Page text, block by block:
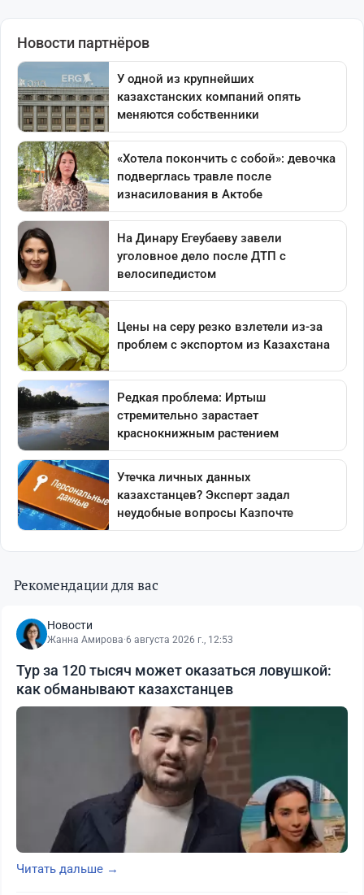
Рекомендации для вас
Новости
Жанна Амирова·6 августа 2026 г., 12:53
Тур за 120 тысяч может оказаться ловушкой:
как обманывают казахстанцев
Читать дальше →